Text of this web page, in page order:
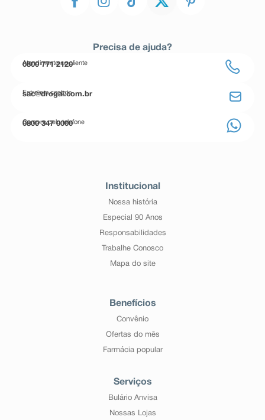
Precisa de ajuda?
Atendimento ao cliente
0800 771 2120
Entre em contato
sac@drogal.com.br
Compre pelo telefone
0800 347 0000
Institucional
Nossa história
Especial 90 Anos
Responsabilidades
Trabalhe Conosco
Mapa do site
Benefícios
Convênio
Ofertas do mês
Farmácia popular
Serviços
Bulário Anvisa
Nossas Lojas